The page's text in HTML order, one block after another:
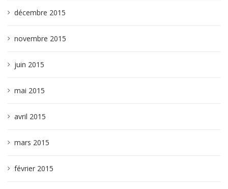
décembre 2015
novembre 2015
juin 2015
mai 2015
avril 2015
mars 2015
février 2015